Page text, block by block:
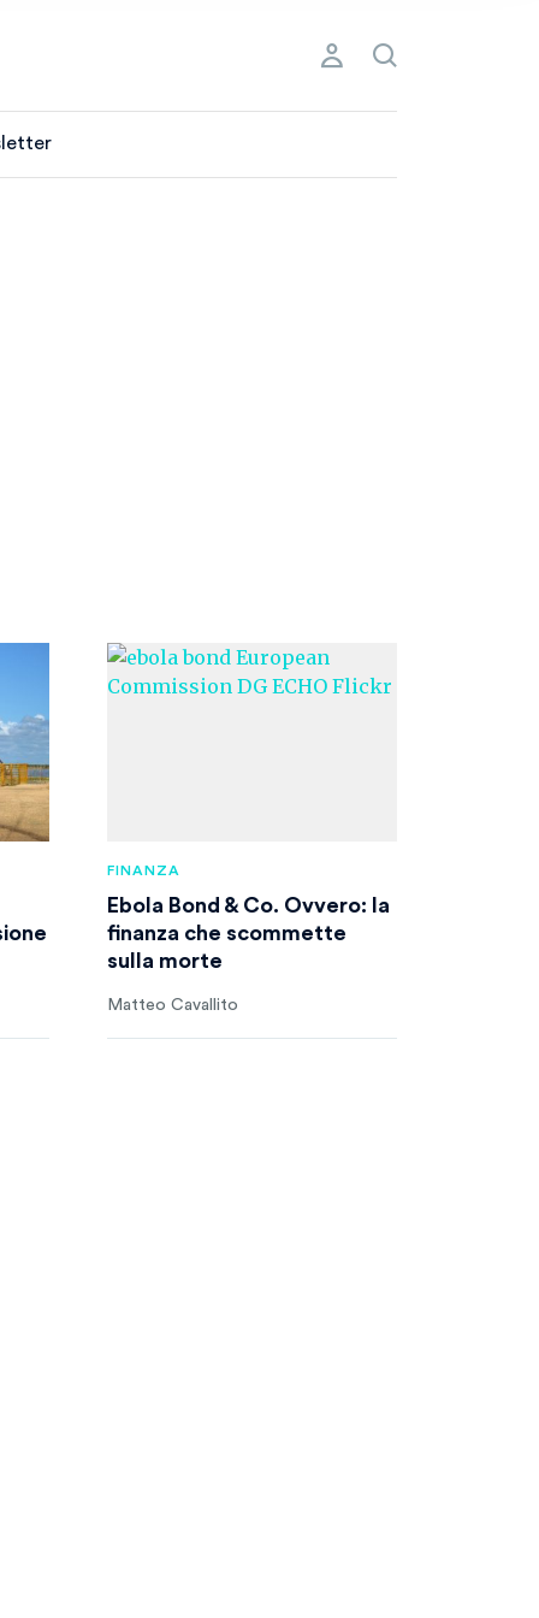
FINANZA
Ebola Bond & Co. Ovvero: la
finanza che scommette
sulla morte
Matteo Cavallito